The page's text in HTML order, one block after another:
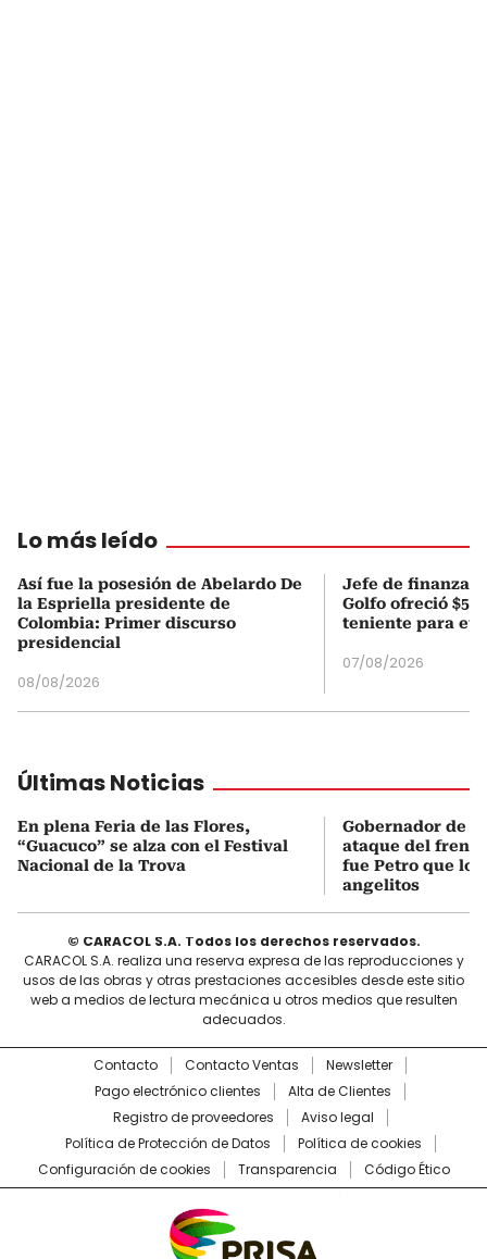
Lo más leído
Así fue la posesión de Abelardo De
la Espriella presidente de
Colombia: Primer discurso
presidencial
08/08/2026
Jefe de finanzas
Golfo ofreció
teniente para
07/08/2026
Últimas Noticias
En plena Feria de las Flores,
“Guacuco” se alza con el Festival
Nacional de la Trova
Gobernador de
ataque del frente
fue Petro que
angelitos
© CARACOL S.A. Todos los derechos reservados.
CARACOL S.A. realiza una reserva expresa de las reproducciones y
usos de las obras y otras prestaciones accesibles desde este sitio
web a medios de lectura mecánica u otros medios que resulten
adecuados.
Contacto Contacto Ventas
Newsletter
Pago electrónico clientes
Alta de Clientes
Registro de proveedores
Aviso legal
Política de Protección de Datos
Política de cookies
Configuración de cookies
Transparencia Código Ético